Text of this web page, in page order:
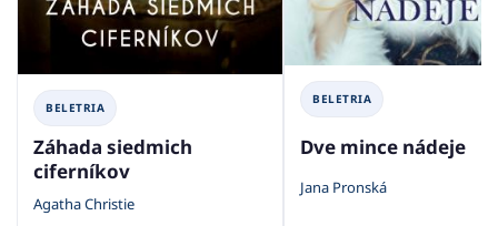
BELETRIA
Záhada siedmich
ciferníkov
Agatha Christie
BELETRIA
Dve mince nádeje
Jana Pronská